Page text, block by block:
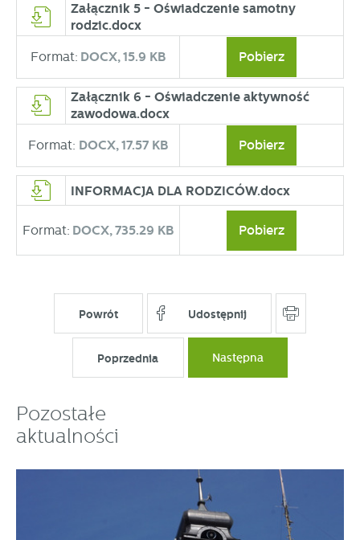
Załącznik 5 - Oświadczenie samotny
rodzic.docx
Format: DOCX,15.9 KB Pobierz
Załącznik 6 - Oświadczenie aktywność
zawodowa.docx
Format: DOCX,17.57 KB Pobierz
INFORMACJA DLA RODZICÓW.docx
Format: DOCX,735.29 KB Pobierz
Powrót Udostępnij
Poprzednia Następna
Pozostałe
aktualności